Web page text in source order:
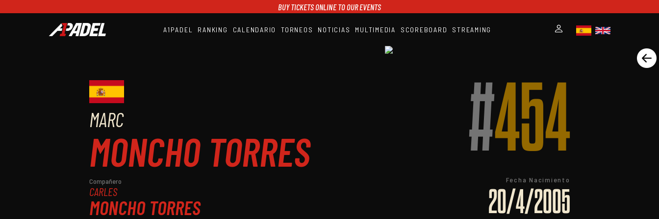
BUY TICKETS ONLINE TO OUR EVENTS
A1PADEL RANKING CALENDARIO TORNEOS NOTICIAS MULTIMEDIA SCOREBOARD STREAMING
MARC
MONCHO TORRES
Compañero
CARLES
MONCHO TORRES
#454
Fecha Nacimiento
20/4/2005